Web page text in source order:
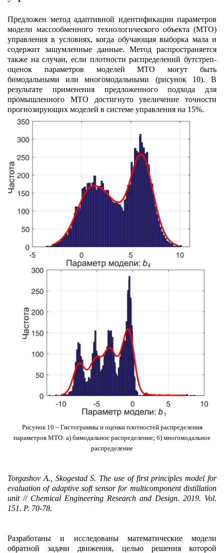
Предложен метод адаптивной идентификации параметров
модели массообменного технологического объекта (МТО)
управления в условиях, когда обучающая выборка мала и
содержит зашумленные данные. Метод распространяется
также на случаи, если плотности распределений бутстреп-
оценок параметров моделей МТО могут быть
бимодальными или многомодальными (рисунок 10). В
результате применения предложенного подхода для
промышленного МТО достигнуто увеличение точности
прогнозирующих моделей в системе управления на 15%.
Рисунок 10 – Гистограммы и оценки плотностей распределения
параметров МТО: а) бимодальное распределение; б) многомодальное
распределение
Torgashov A., Skogestad S. The use of first principles model for
evaluation of adaptive soft sensor for multicomponent distillation
unit // Chemical Engineering Research and Design. 2019. Vol.
151. P. 70-78.
Разработаны и исследованы математические модели
обратной задачи движения, целью решения которой